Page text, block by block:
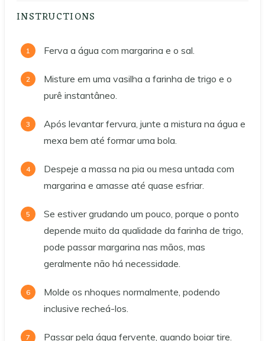
INSTRUCTIONS
Ferva a água com margarina e o sal.
Misture em uma vasilha a farinha de trigo e o
purê instantâneo.
Após levantar fervura, junte a mistura na água e
mexa bem até formar uma bola.
Despeje a massa na pia ou mesa untada com
margarina e amasse até quase esfriar.
Se estiver grudando um pouco, porque o ponto
depende muito da qualidade da farinha de trigo,
pode passar margarina nas mãos, mas
geralmente não há necessidade.
Molde os nhoques normalmente, podendo
inclusive recheá-los.
Passar pela água fervente, quando boiar tire.